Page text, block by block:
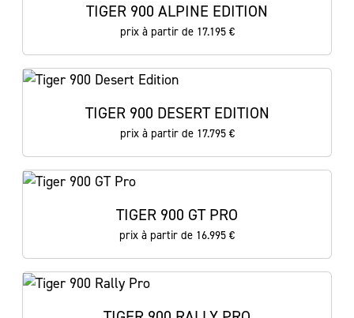
TIGER 900 ALPINE EDITION
prix à partir de 17.195 €
TIGER 900 DESERT EDITION
prix à partir de 17.795 €
TIGER 900 GT PRO
prix à partir de 16.995 €